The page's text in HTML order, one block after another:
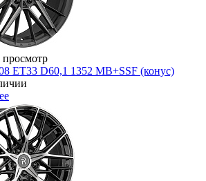
ET33 D60,1 1352 MB+SSF (конус)